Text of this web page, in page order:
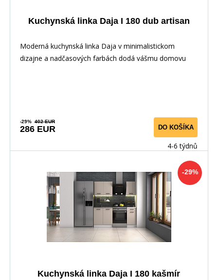
Kuchynská linka Daja I 180 dub artisan
Moderná kuchynská linka Daja v minimalistickom
dizajne a nadčasových farbách dodá vášmu domovu
-29% 402 EUR
286 EUR DO KOŠÍKA
4-6 týdnů
-29%
Kuchynská linka Daja I 180 kašmír